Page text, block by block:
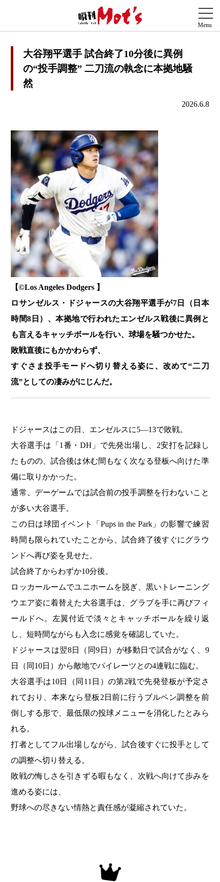
大谷翔平選手 試合終了10分後に異例
の“投手調整” 二刀流の執念に本拠地騒
然
2026.6.8
【©️Los Angeles Dodgers 】
ロサンゼルス・ドジャースの大谷翔平選手が7日（日本
時間8日）、本拠地で行われたエンゼルス戦後に異例と
も言えるキャッチボールを行い、球場を騒つかせた。
敗戦直後にもかかわらず、
すぐさま投手モードへ切り替える姿に、改めて“二刀
流”としての凄みがにじんだ。
ドジャースはこの日、エンゼルスに5―13で敗戦。
大谷選手は「1番・DH」で先発出場し、2安打を記録し
たものの、試合後は休む間もなく次なる登板へ向けた準
備に取りかかった。
通常、デーゲームでは試合前の投手調整を行わないこと
が多い大谷選手。
この日は球団イベント「Pups in the Park」の影響で練習
時間も限られていたことから、試合終了後すぐにグラウ
ンドへ再び姿を見せた。
試合終了からわずか10分後。
ロッカールームでユニホームを脱ぎ、黒いトレーニング
ウエア姿に着替えた大谷選手は、グラブを手に再びフィ
ールドへ。左翼付近で淡々とキャッチボールを繰り返
し、短時間ながらも入念に感覚を確認していた。
ドジャースは翌8日（同9日）が移動日で試合がなく、9
日（同10日）から敵地でパイレーツとの4連戦に臨む。
大谷選手は10日（同11日）の第2戦で先発登板が予定さ
れており、本来なら登板2日前に行うブルペン調整を前
倒しする形で、最低限の投球メニューを消化したとみら
れる。
打者としてフル出場しながら、試合後すぐに投手として
の調整へ切り替える。
敗戦の悔しさを引きずる暇もなく、次戦へ向けて歩みを
進める姿には、
野球への尽きない情熱と責任感が凝縮されていた。